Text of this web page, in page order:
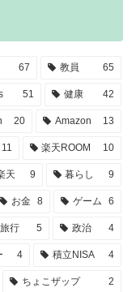
67 教員 65
51 健康 42
20 Amazon 13
11 楽天ROOM 10
天 9 暮らし 9
お金 8 ゲーム 6
旅行 5 政治 4
4 積立NISA 4
ちょこザップ 2